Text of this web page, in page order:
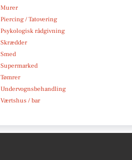
Murer
Piercing / Tatovering
Psykologisk rådgivning
Skrædder
Smed
Supermarked
Tømrer
Undervognsbehandling
Værtshus / bar